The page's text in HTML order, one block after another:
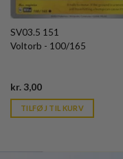
SV03.5 151
Voltorb - 100/165
kr. 3,00Current
is:
kr. 39,95.
TILFØJ TIL KURV